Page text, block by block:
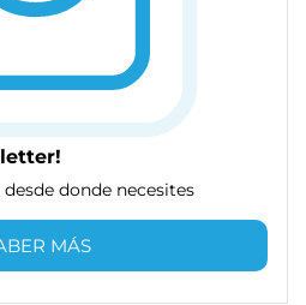
donde necesites
MÁS